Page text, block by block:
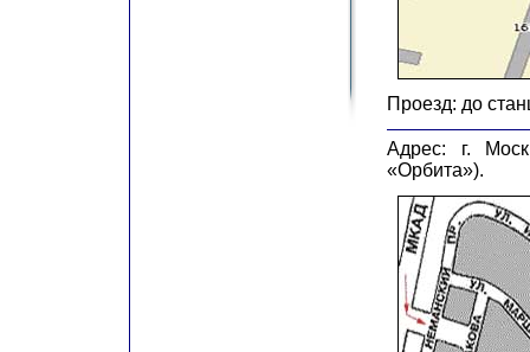
Проезд: до
Адрес: г.
«Орбита»).